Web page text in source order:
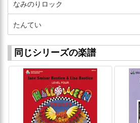
なみのりロック
たんてい
同じシリーズの楽譜